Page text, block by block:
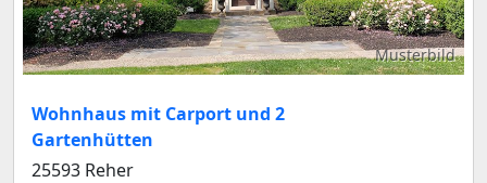
Musterbild
Wohnhaus mit Carport und 2
Gartenhütten
25593 Reher